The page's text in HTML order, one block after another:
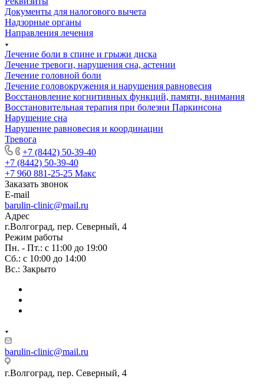
Документы для налогового вычета
Надзорные органы
Направления лечения
Лечение боли в спине и грыжи диска
Лечение тревоги, нарушения сна, астении
Лечение головной боли
Лечение головокружения и нарушения равновесия
Восстановление когнитивных функций, памяти, внимания
Восстановительная терапия при болезни Паркинсона
Нарушение сна
Нарушение равновесия и координации
Тревога
+7 (8442) 50-39-40
+7 (8442) 50-39-40
+7 960 881-25-25 Макс
Заказать звонок
E-mail
barulin-clinic@mail.ru
Адрес
г.Волгоград, пер. Северный, 4
Режим работы
Пн. - Пт.: с 11:00 до 19:00
Сб.: с 10:00 до 14:00
Вс.: Закрыто
barulin-clinic@mail.ru
г.Волгоград, пер. Северный, 4